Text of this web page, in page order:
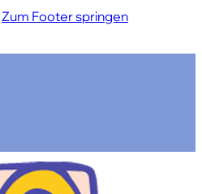
Zum Footer springen